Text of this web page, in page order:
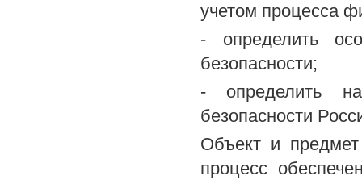
учетом процесса
- определить
безопасности;
- определить
безопасности
Объект и
процесс